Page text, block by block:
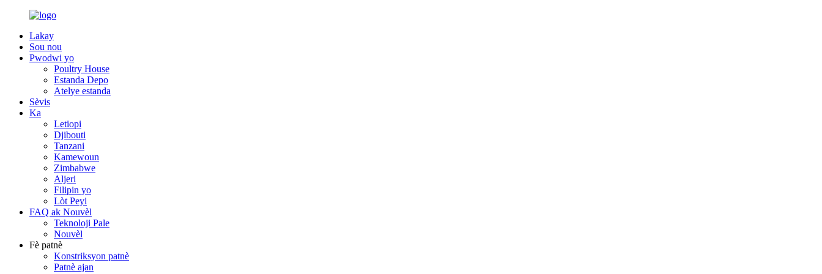
Lakay
Sou nou
Pwodwi yo
Poultry House
Estanda Depo
Atelye estanda
Sèvis
Ka
Letiopi
Djibouti
Tanzani
Kamewoun
Zimbabwe
Aljeri
Filipin yo
Lòt Peyi
FAQ ak Nouvèl
Teknoloji Pale
Nouvèl
Fè patnè
Konstriksyon patnè
Patnè ajan